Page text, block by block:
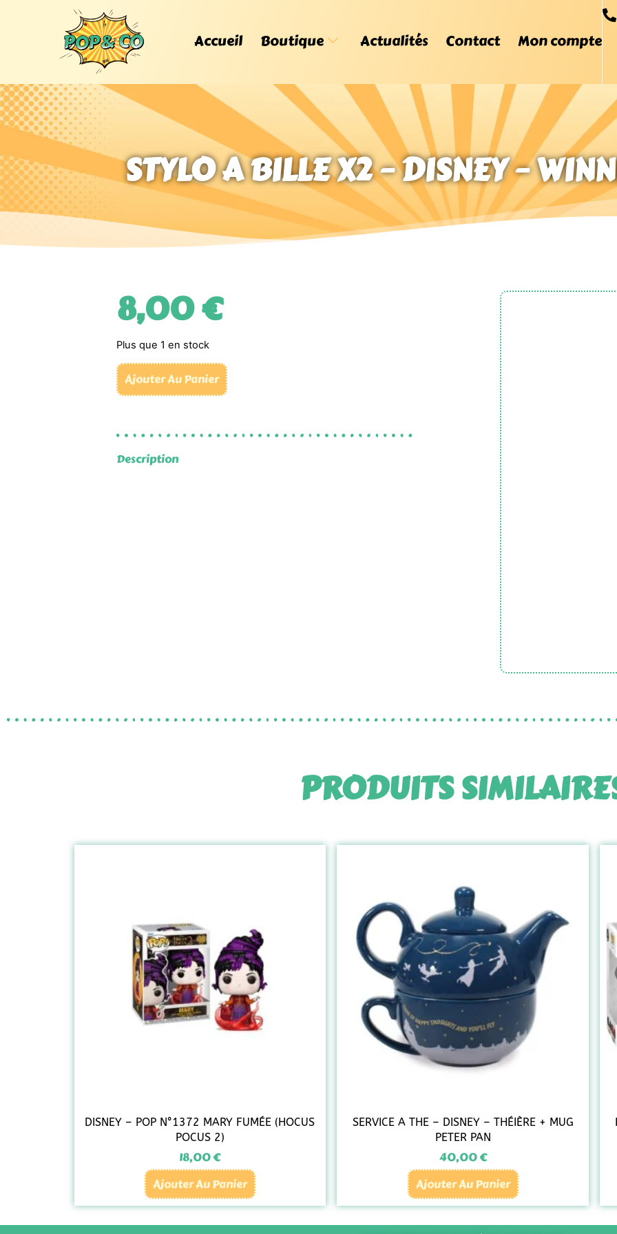
Accueil Boutique Actualités Contact Mon compte
STYLO A BILLE X2 – DISNEY –
8,00€
Plus que 1 en stock
Ajouter Au Panier
Description
PRODUITS
DISNEY – POP N°1372 MARY FUMÉE (HOCUS
POCUS 2)
18,00€
Ajouter Au Panier
SERVICE A THE – DISNEY – THÉIÈRE + MUG
PETER PAN
40,00€
Ajouter Au Panier